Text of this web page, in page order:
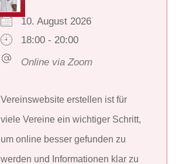
10. August 2026
18:00 - 20:00
Online via Zoom
Vereinswebsite erstellen ist für
viele Vereine ein wichtiger Schritt,
um online besser gefunden zu
werden und Informationen klar zu